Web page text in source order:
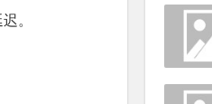
。